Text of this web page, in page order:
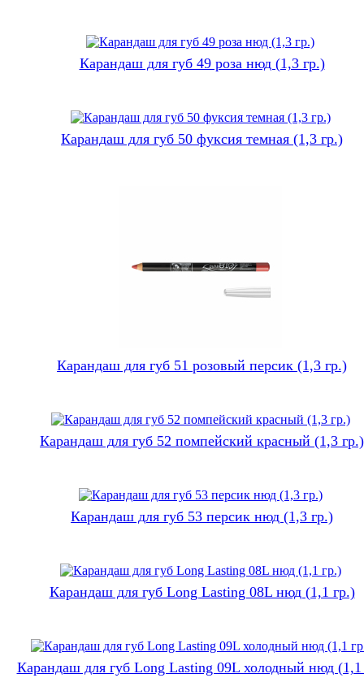
Карандаш для губ 49 роза нюд (1,3 гр.)
Карандаш для губ 50 фуксия темная (1,3 гр.)
Карандаш для губ 51 розовый персик (1,3 гр.)
Карандаш для губ 52 помпейский красный (1,3 гр.)
Карандаш для губ 53 персик нюд (1,3 гр.)
Карандаш для губ Long Lasting 08L нюд (1,1 гр.)
Карандаш для губ Long Lasting 09L холодный нюд (1,1